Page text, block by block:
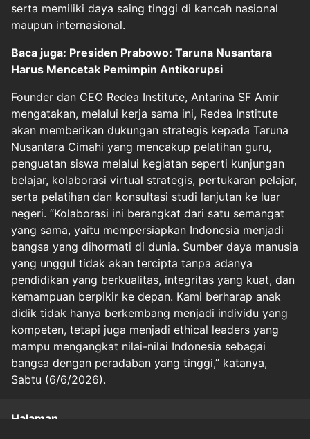
serta memiliki daya saing tinggi di kancah nasional
maupun internasional.
Baca juga: Presiden Prabowo: Taruna Nusantara
Harus Mencetak Pemimpin Antikorupsi
Founder dan CEO Redea Institute, Antarina SF Amir
mengatakan, melalui kerja sama ini, Redea Institute
akan memberikan dukungan strategis kepada Taruna
Nusantara Cimahi yang mencakup pelatihan guru,
penguatan siswa melalui kegiatan seperti kunjungan
belajar, kolaborasi virtual strategis, pertukaran pelajar,
serta pelatihan dan konsultasi studi lanjutan ke luar
negeri. “Kolaborasi ini berangkat dari satu semangat
yang sama, yaitu mempersiapkan Indonesia menjadi
bangsa yang dihormati di dunia. Sumber daya manusia
yang unggul tidak akan tercipta tanpa adanya
pendidikan yang berkualitas, integritas yang kuat, dan
kemampuan berpikir ke depan. Kami berharap anak
didik tidak hanya berkembang menjadi individu yang
kompeten, tetapi juga menjadi ethical leaders yang
mampu mengangkat nilai-nilai Indonesia sebagai
bangsa dengan peradaban yang tinggi,” katanya,
Sabtu (6/6/2026).
Halaman